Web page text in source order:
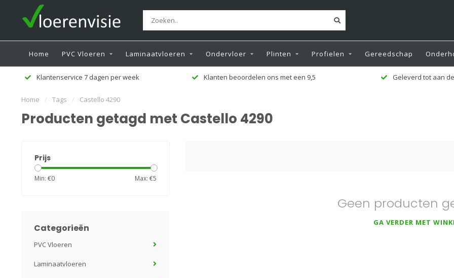
Home PVC Vloeren Laminaatvloeren Ondervloer Plinten Profielen Gereedschap
Klantenservice 7 dagen per week Klanten beoordelen ons met een 9,5 Geleverd tot aan
Home / Tags / Castello 4290
Producten getagd met Castello 4290
Prijs
Min: €0 Max: €5
Categorieën
PVC Vloeren
Laminaatvloeren
Geen producten
GA VERDER MET